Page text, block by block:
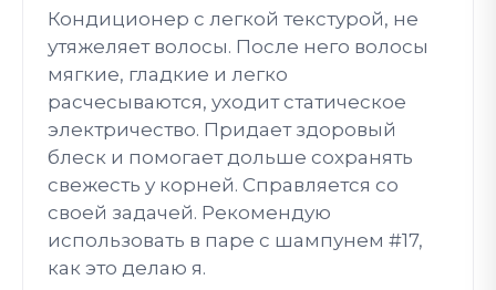
Кондиционер с легкой текстурой, не
утяжеляет волосы. После него волосы
мягкие, гладкие и легко
расчесываются, уходит статическое
электричество. Придает здоровый
блеск и помогает дольше сохранять
свежесть у корней. Справляется со
своей задачей. Рекомендую
использовать в паре с шампунем #17,
как это делаю я.